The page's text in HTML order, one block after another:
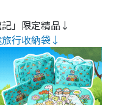
」限定精品↓
行收納袋↓